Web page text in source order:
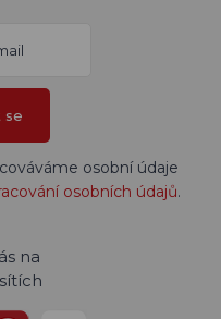
se
osobní údaje
osobních údajů.
na